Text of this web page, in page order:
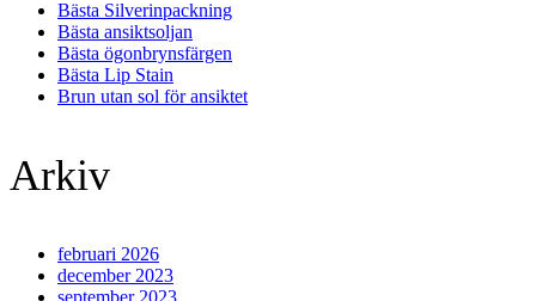
Bästa Silverinpackning
Bästa ansiktsoljan
Bästa ögonbrynsfärgen
Bästa Lip Stain
Brun utan sol för ansiktet
Arkiv
februari 2026
december 2023
september 2023